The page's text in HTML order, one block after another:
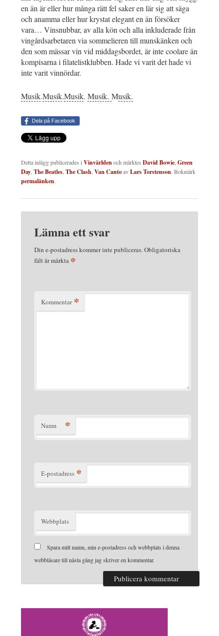
en än är eller hur många rätt fel saker en lär sig att säga
och anamma eller hur krystat elegant en än försöker
vara… Vinsnubbar, av alla kön och alla inkluderade från
vingårdsarbetaren via sommelieren till munskänken och
den som mässar vin vid middagsbordet, är inte coolare än
kompisarna i filatelistklubben. Hade vi varit det hade vi
inte varit vinnördar.
Musik.Musik.Musik. Musik. Musik.
Dela på Facebook
Detta inlägg publicerades i Vinvärldenoch märktes David Bowie Green
Day The Beatles The Clash Van CantoavLars Torstenson. Bokmärk
permalänken.
Lämna ett svar
Din e-postadress kommer inte publiceras.Obligatoriska
fält är märkta *
Kommentar *
Namn *
E-postadress *
Webbplats
Spara mitt namn, min e-postadress och webbplats i denna
webbläsare till nästa gång jag skriver en kommentar.